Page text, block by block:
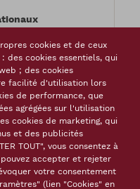
montdauphin.fr/
ACCÈS
militaires
cookies et de ceux
des cookies essentiels, qui
; des cookies
facilité d'utilisation lors
de performance, que
agrégées sur l'utilisation
cookies de marketing, qui
et des publicités
TOUT", vous consentez à
accepter et rejeter
votre consentement
(lien "Cookies" en